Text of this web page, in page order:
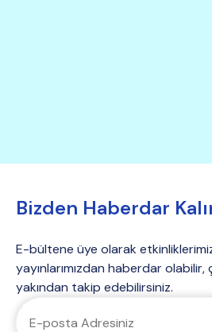
Bizden Haberdar
E-bültene üye olarak
yayınlarımızdan haberdar olabilir,
yakından takip edebilirsiniz.